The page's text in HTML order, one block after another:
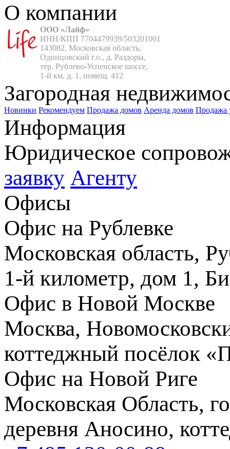
О компании
ООО «Лайф»
ИНН/КПП 7704479939/503201001
143082, Московская область,
Одинцовский г.о., д. Раздоры,
тер. Рублево-Успенское шоссе,
1-й км, д. 1, помещ. 412
Загородная
Новинки Рекомендуем Продажа домов Аренда домов Продажа
Информация
Юридическое
заявку Агенту
Офисы
Офис на Рублевке
Московская область,
1-й километр, дом 1,
Офис в Новой Москве
Москва,
коттеджный посёлок
Офис на Новой Риге
Московская Область,
деревня Аносино,